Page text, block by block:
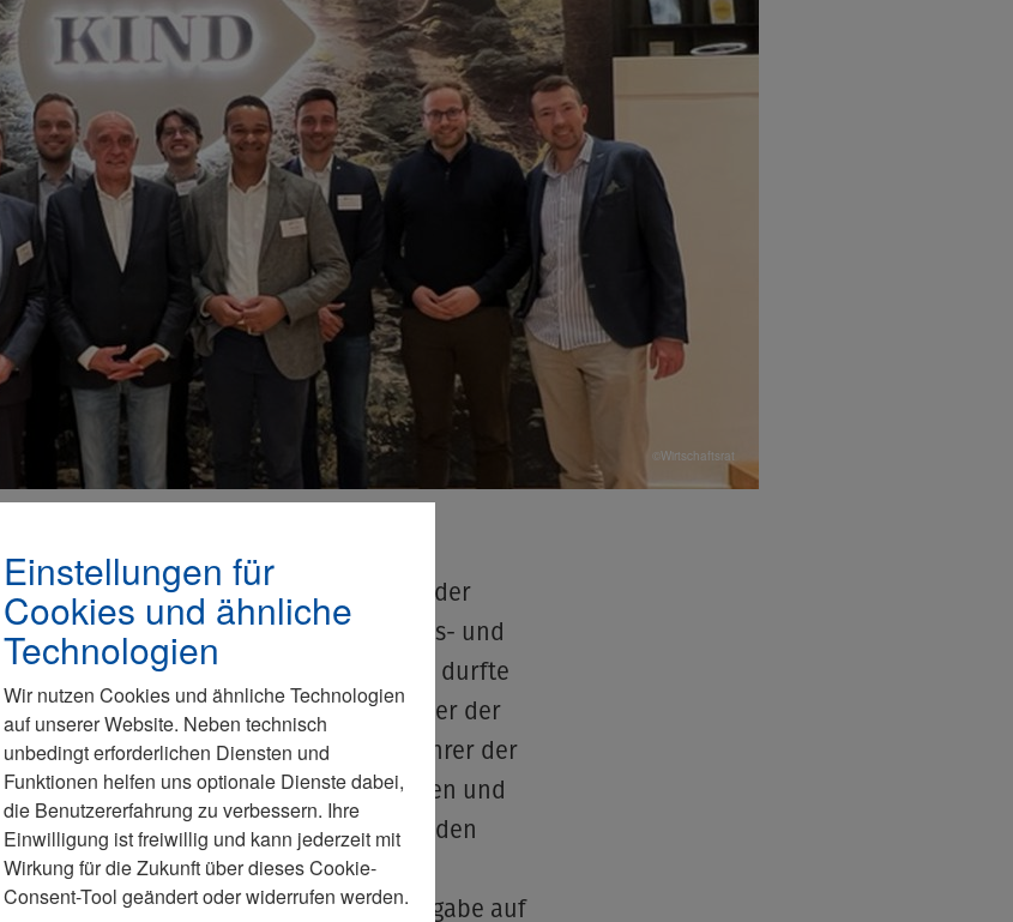
Einstellungen für
Cookies und ähnliche
Technologien
Wir nutzen Cookies und ähnliche Technologien
auf unserer Website. Neben technisch
unbedingt erforderlichen Diensten und
Funktionen helfen uns optionale Dienste dabei,
die Benutzererfahrung zu verbessern. Ihre
Einwilligung ist freiwillig und kann jederzeit mit
Wirkung für die Zukunft über dieses Cookie-
Consent-Tool geändert oder widerrufen werden.
©Wirtschaftsrat
in Burgwedel bietet Auszubildenden der
beste Möglichkeiten der Aus- und
Junge Wirtschaftsrat Niedersachsen durfte
der Ausbildungsstätte schauen. Unter der
Kind, Eigentümer und Geschäftsführer der
zudem über die Herausforderungen und
Unternehmer diskutiert. Kind erzählte den
von den Vor- und Nachteilen von
und wie die Unternehmensübergabe auf